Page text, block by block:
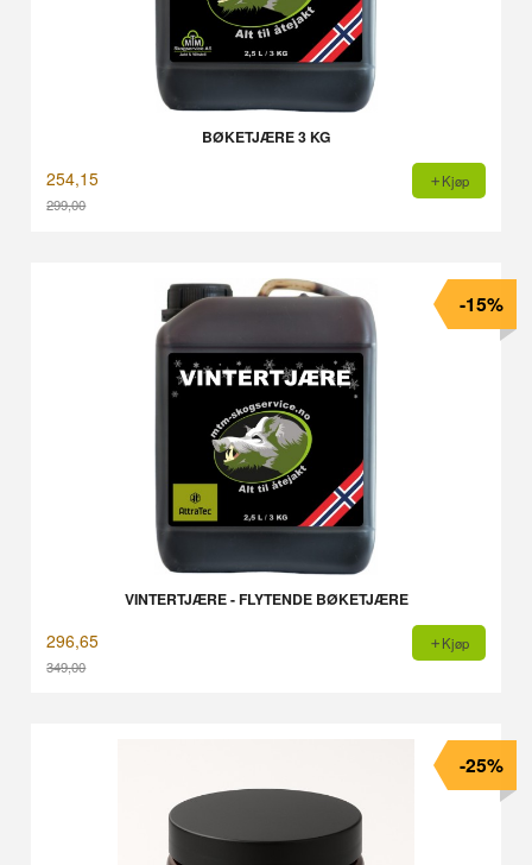
BØKETJÆRE 3 KG
254,15
299,00
Kjøp
VINTERTJÆRE - FLYTENDE BØKETJÆRE
296,65
349,00
-15%
Kjøp
-25%